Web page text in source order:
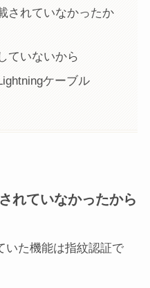
されていなかったか
ていないから
ケーブル
れていなかったから
いた機能は指紋認証で